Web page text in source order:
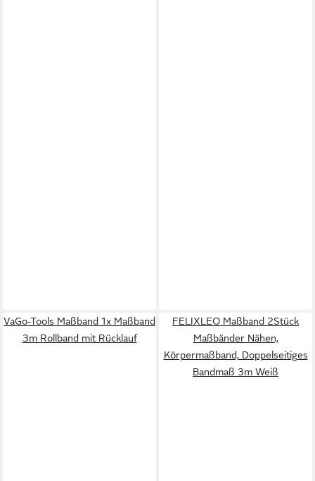
VaGo-Tools Maßband 1x Maßband
3m Rollband mit Rücklauf
FELIXLEO Maßband 2Stück
Maßbänder Nähen,
Körpermaßband, Doppelseitiges
Bandmaß 3m Weiß